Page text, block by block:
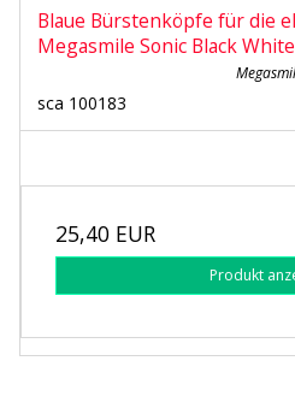
Blaue Bürstenköpfe für die
Megasmile Sonic Black
sca 100183
25,40 EUR
Produkt